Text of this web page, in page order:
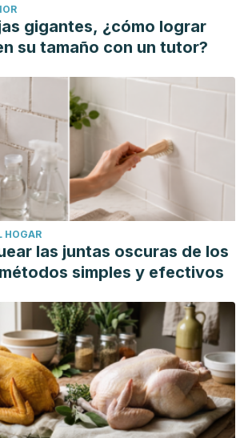
junio de 2023) Semen Allergy. News
Consultado el 8 de marzo del 2023.
Diseases Information Center (19 de junio
de enfermedad postorgásmica
de marzo del 2023.
espanol/13088/sindrome-
postorgasmica
Human seminal plasma allergy: successful
prophylactic anti-histamine treatment.Asia
(3): 168–171.
pmc/articles/PMC3206244/
Shinya, I., Suekata, Y., Kotaro, M. (2015)
Allergy: A Literature Revie. Journal of
Medicine (16) 4, 265–270.
doi/10.14442/jgfm.16.4_265
gigantes, ¿cómo lograr
su tamaño con un tutor?
HOGAR
las juntas oscuras de los
simples y efectivos